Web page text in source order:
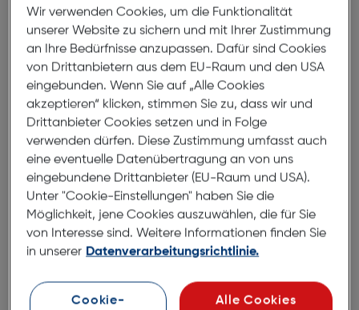
€ 477,00
in den Warenkorb
Wir verwenden Cookies, um die Funktionalität
unserer Website zu sichern und mit Ihrer Zustimmung
an Ihre Bedürfnisse anzupassen. Dafür sind Cookies
von Drittanbietern aus dem EU-Raum und den USA
eingebunden. Wenn Sie auf „Alle Cookies
akzeptieren“ klicken, stimmen Sie zu, dass wir und
Drittanbieter Cookies setzen und in Folge
verwenden dürfen. Diese Zustimmung umfasst auch
eine eventuelle Datenübertragung an von uns
eingebundene Drittanbieter (EU-Raum und USA).
Unter "Cookie-Einstellungen" haben Sie die
Möglichkeit, jene Cookies auszuwählen, die für Sie
von Interesse sind. Weitere Informationen finden Sie
in unserer Datenverarbeitungsrichtlinie.
Cookie-
Alle Cookies